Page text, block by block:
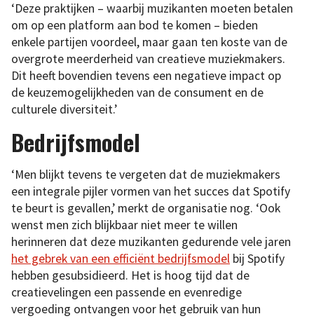
‘Deze praktijken – waarbij muzikanten moeten betalen
om op een platform aan bod te komen – bieden
enkele partijen voordeel, maar gaan ten koste van de
overgrote meerderheid van creatieve muziekmakers.
Dit heeft bovendien tevens een negatieve impact op
de keuzemogelijkheden van de consument en de
culturele diversiteit.’
Bedrijfsmodel
‘Men blijkt tevens te vergeten dat de muziekmakers
een integrale pijler vormen van het succes dat Spotify
te beurt is gevallen,’ merkt de organisatie nog. ‘Ook
wenst men zich blijkbaar niet meer te willen
herinneren dat deze muzikanten gedurende vele jaren
het gebrek van een efficiënt bedrijfsmodel bij Spotify
hebben gesubsidieerd. Het is hoog tijd dat de
creatievelingen een passende en evenredige
vergoeding ontvangen voor het gebruik van hun